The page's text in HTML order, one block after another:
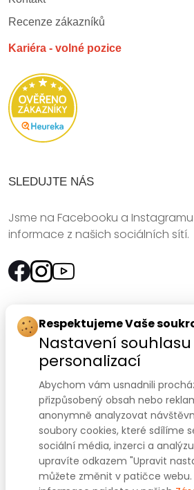
Recenze zákazníků
Kariéra - volné pozice
SLEDUJTE NÁS
Jsme na Facebooku a
informace z našich sociálních sítí.
Rychlý kontakt:
SANOMED, spol. s r.o.
Palackého třída 240/75
612 00 Brno-Královo Pole
Prodejna:+420 541 422 911,+420
e-mail:prodejna@sanomed.cz
Respektujeme Vaše
Nastavení souhlasu
personalizací
Abychom vám usnadnili
přizpůsobený obsah nebo
anonymně analyzovat
soubory cookies, které sdílíme
sociální média, inzerci a
upravíte odkazem "Upravit
můžete změnit v patičce webu.